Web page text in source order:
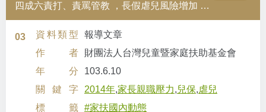
四成六責打、責罵管教 ，長假虐兒風險增加 家
扶提出「預防處方籤 兒虐說再見!」
03 資料類型
報導文章
作者
財團法人台灣兒童暨家庭扶助基金會
年分
103.6.10
關鍵字
2014年,家長親職壓力,兒保,虐兒
標籤
#家扶國內動態